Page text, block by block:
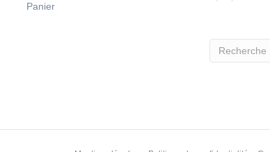
Panier